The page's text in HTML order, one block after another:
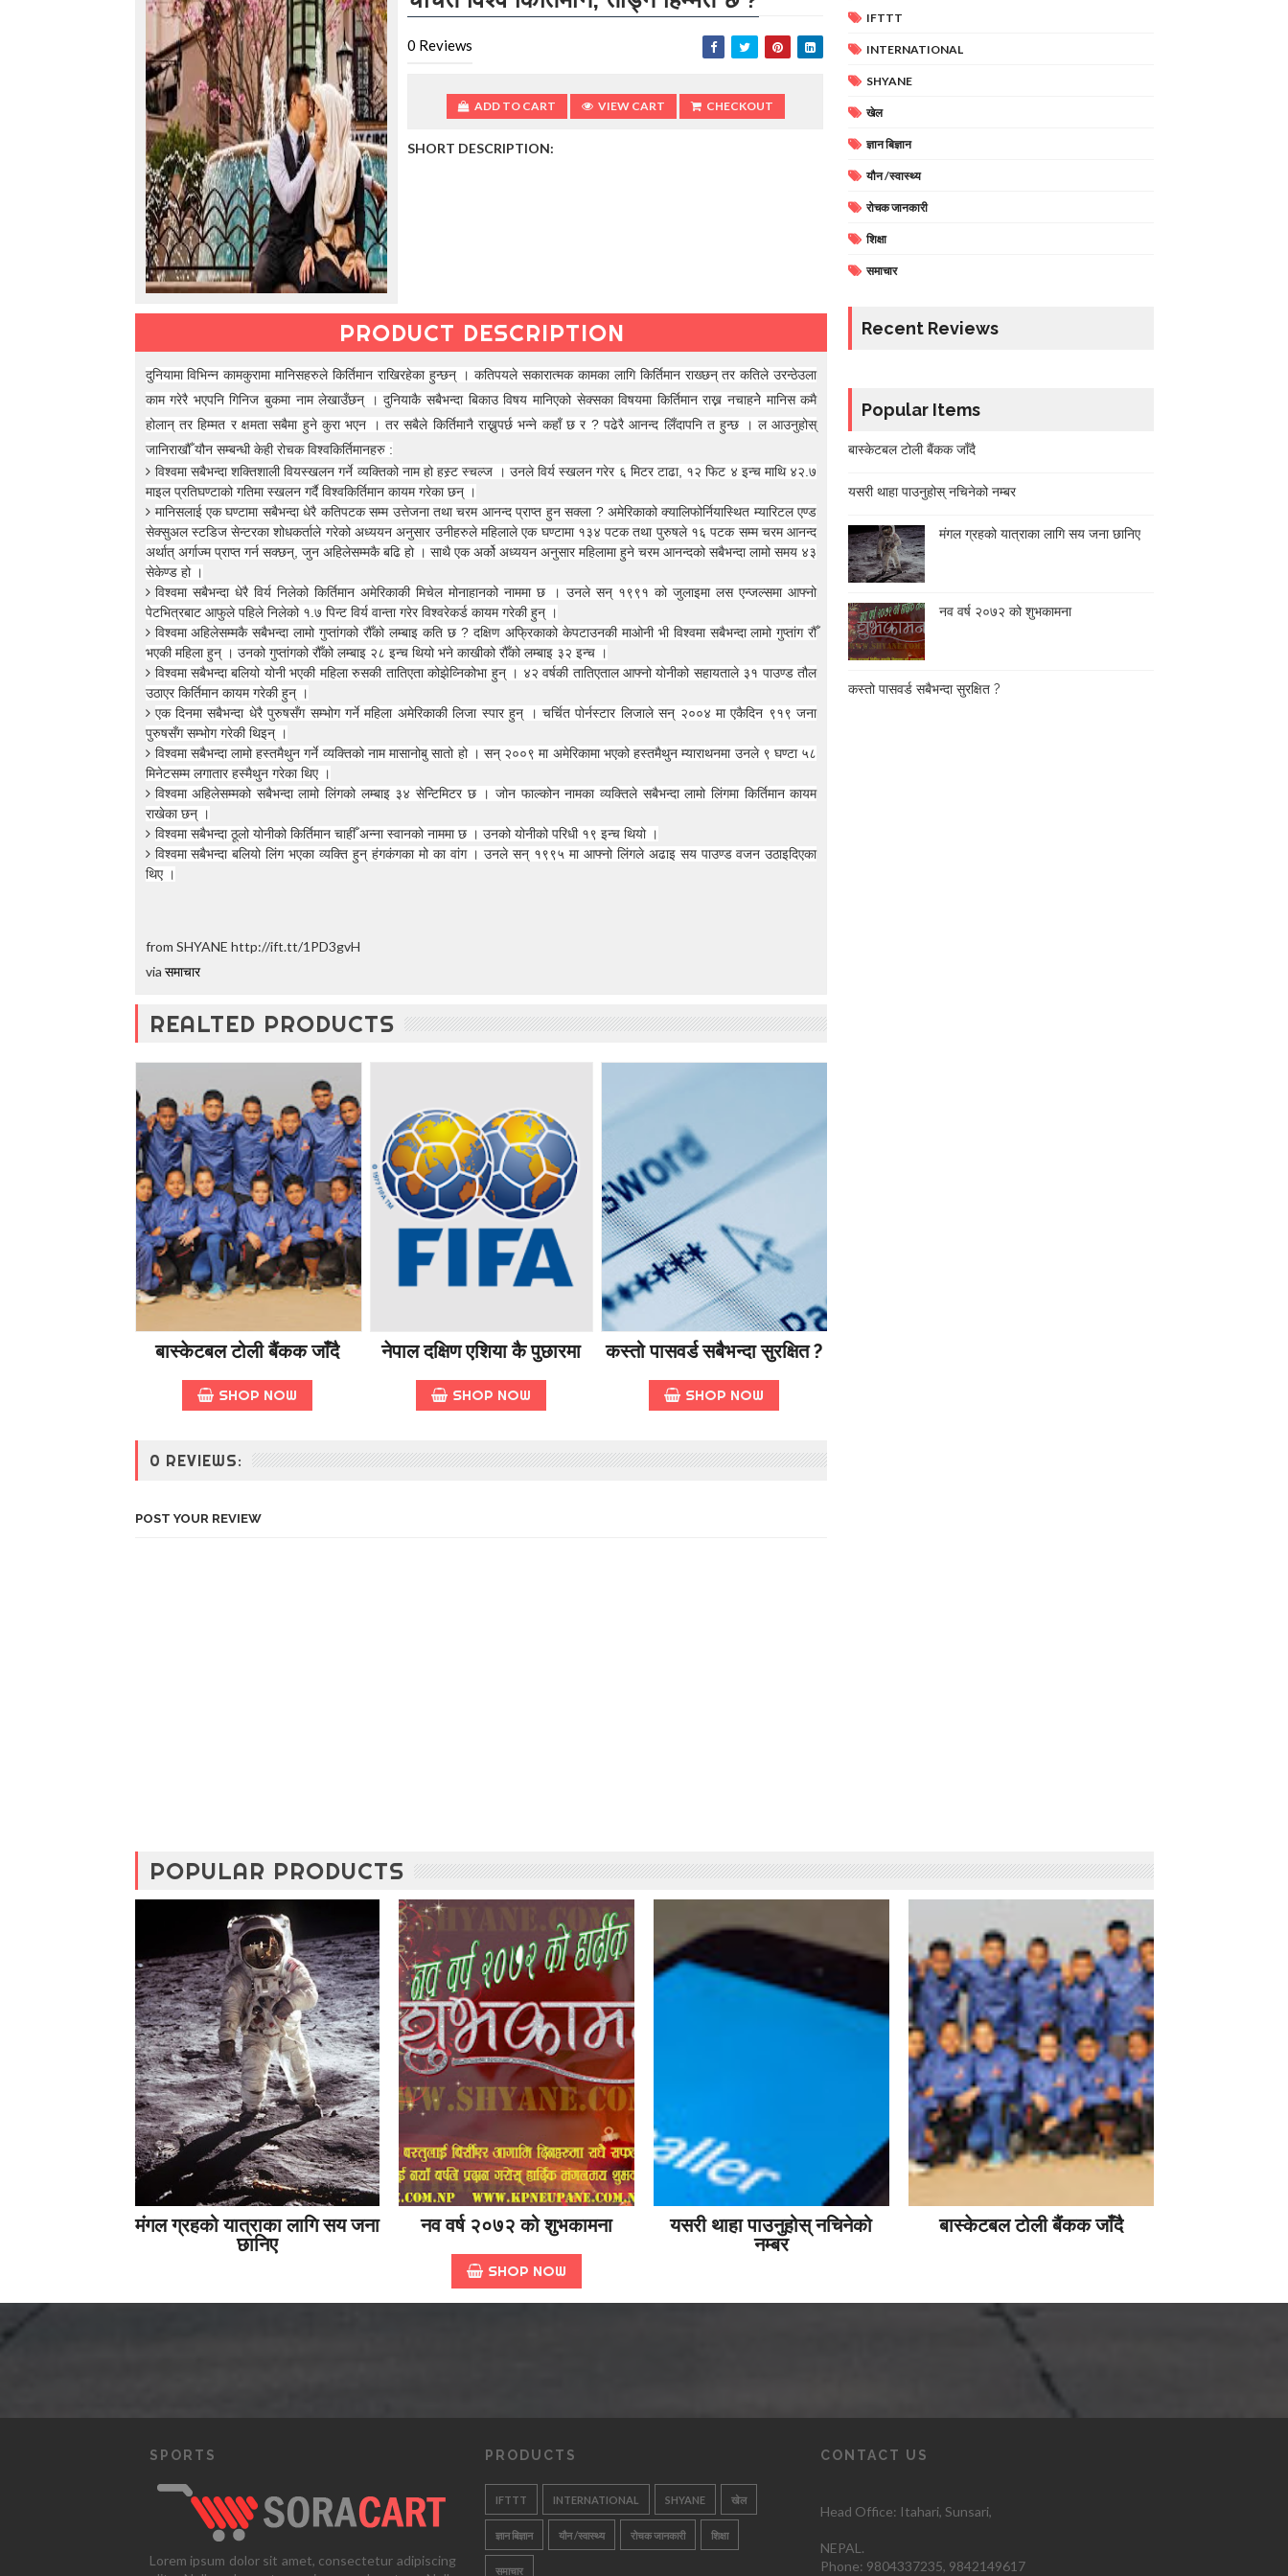
t
o
%
O
0 Reviews
ADD TO CART VIEW CART CHECKOUT
SHORT DESCRIPTION:
PRODUCT DESCRIPTION
दुनियामा विभिन्न कामकुरामा मानिसहरुले किर्तिमान राखिरहेका हुन्छन् । कतिपयले सकारात्मक कामका लागि किर्तिमान राख्छन् तर कतिले उरन्ठेउला
काम गरेरै भएपनि गिनिज बुकमा नाम लेखाउँछन् । दुनियाकै सबैभन्दा बिकाउ विषय मानिएको सेक्सका विषयमा किर्तिमान राख्न नचाहनेे मानिस कमै
होलान् तर हिम्मत र क्षमता सबैमा हुने कुरा भएन । तर सबैले किर्तिमानै राख्नुपर्छ भन्ने कहाँ छ र ? पढेरै आनन्द लिँदापनि त हुन्छ । ल आउनुहोस्
जानिराखौँ यौन सम्बन्धी केही रोचक विश्वकिर्तिमानहरु :
विश्वमा सबैभन्दा शक्तिशाली वियस्खलन गर्ने व्यक्तिको नाम हो हस्र्ट स्चल्ज । उनले विर्य स्खलन गरेर ६ मिटर टाढा, १२ फिट ४ इन्च माथि ४२.७
माइल प्रतिघण्टाको गतिमा स्खलन गर्दै विश्वकिर्तिमान कायम गरेका छन् ।
मानिसलाई एक घण्टामा सबैभन्दा धेरै कतिपटक सम्म उत्तेजना तथा चरम आनन्द प्राप्त हुन सक्ला ? अमेरिकाको क्यालिफोर्नियास्थित म्यारिटल एण्ड
सेक्सुअल स्टडिज सेन्टरका शोधकर्ताले गरेको अध्ययन अनुसार उनीहरुले महिलाले एक घण्टामा १३४ पटक तथा पुरुषले १६ पटक सम्म चरम आनन्द
अर्थात् अर्गाज्म प्राप्त गर्न सक्छन्, जुन अहिलेसम्मकै बढि हो । साथै एक अर्को अध्ययन अनुसार महिलामा हुने चरम आनन्दको सबैभन्दा लामो समय ४३
सेकेण्ड हो ।
विश्वमा सबैभन्दा धेरै विर्य निलेको किर्तिमान अमेरिकाकी मिचेल मोनाहानको नाममा छ । उनले सन् १९९१ को जुलाइमा लस एन्जल्समा आफ्नो
पेटभित्रबाट आफुले पहिले निलेको १.७ पिन्ट विर्य वान्ता गरेर विश्वरेकर्ड कायम गरेकी हुन् ।
विश्वमा अहिलेसम्मकै सबैभन्दा लामो गुप्तांगको रौँको लम्बाइ कति छ ? दक्षिण अफ्रिकाको केपटाउनकी माओनी भी विश्वमा सबैभन्दा लामो गुप्तांग रौँ
भएकी महिला हुन् । उनको गुप्तांगको रौँको लम्बाइ २८ इन्च थियो भने काखीको रौँको लम्बाइ ३२ इन्च ।
विश्वमा सबैभन्दा बलियो योनी भएकी महिला रुसकी तातिएता कोझेव्निकोभा हुन् । ४२ वर्षकी तातिएताल आफ्नो योनीको सहायताले ३१ पाउण्ड तौल
उठाएर किर्तिमान कायम गरेकी हुन् ।
एक दिनमा सबैभन्दा धेरै पुरुषसँग सम्भोग गर्ने महिला अमेरिकाकी लिजा स्पार हुन् । चर्चित पोर्नस्टार लिजाले सन् २००४ मा एकैदिन ९१९ जना
पुरुषसँग सम्भोग गरेकी थिइन् ।
विश्वमा सबैभन्दा लामो हस्तमैथुन गर्ने व्यक्तिको नाम मासानोबु सातो हो । सन् २००९ मा अमेरिकामा भएको हस्तमैथुन म्याराथनमा उनले ९ घण्टा ५८
मिनेटसम्म लगातार हस्मैथुन गरेका थिए ।
विश्वमा अहिलेसम्मको सबैभन्दा लामो लिंगको लम्बाइ ३४ सेन्टिमिटर छ । जोन फाल्कोन नामका व्यक्तिले सबैभन्दा लामो लिंगमा किर्तिमान कायम
राखेका छन् ।
विश्वमा सबैभन्दा ठूलो योनीको किर्तिमान चाहीँ अन्ना स्वानको नाममा छ । उनको योनीको परिधी १९ इन्च थियो ।
विश्वमा सबैभन्दा बलियो लिंग भएका व्यक्ति हुन् हंगकंगका मो का वांग । उनले सन् १९९५ मा आफ्नो लिंगले अढाइ सय पाउण्ड वजन उठाइदिएका
थिए ।
from SHYANE http://ift.tt/1PD3gvH
via समाचार
REALTED PRODUCTS
बास्केटबल टोली बैंकक जाँदै
SHOP NOW
नेपाल दक्षिण एशिया कै पुछारमा
SHOP NOW
कस्तो पासवर्ड सबैभन्दा सुरक्षित ?
SHOP NOW
0 REVIEWS:
POST YOUR REVIEW
IFTTT
INTERNATIONAL
SHYANE
खेल
ज्ञान बिज्ञान
यौन /स्वास्थ्य
रोचक जानकारी
शिक्षा
समाचार
Recent Reviews
Popular Items
बास्केटबल टोली बैंकक जाँदै
यसरी थाहा पाउनुहोस् नचिनेको नम्बर
मंगल ग्रहको यात्राका लागि सय जना छानिए
नव वर्ष २०७२ को शुभकामना
कस्तो पासवर्ड सबैभन्दा सुरक्षित ?
POPULAR PRODUCTS
मंगल ग्रहको यात्राका लागि सय जना
छानिए
नव वर्ष २०७२ को शुभकामना
SHOP NOW
यसरी थाहा पाउनुहोस् नचिनेको
नम्बर
बास्केटबल टोली बैंकक जाँदै
SPORTS
Lorem ipsum dolor sit amet, consectetur adipiscing
PRODUCTS
IFTTT INTERNATIONAL SHYANE खेल
ज्ञान बिज्ञान यौन /स्वास्थ्य रोचक जानकारी शिक्षा
समाचार
CONTACT US
Head Office: Itahari, Sunsari,
NEPAL.
Phone: 9804337235, 9842149617